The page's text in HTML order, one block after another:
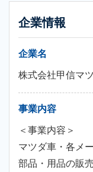
企業情報
企業名
株式会社甲信マ
事業内容
＜事業内容＞
マツダ車・各メ
部品・用品の販売